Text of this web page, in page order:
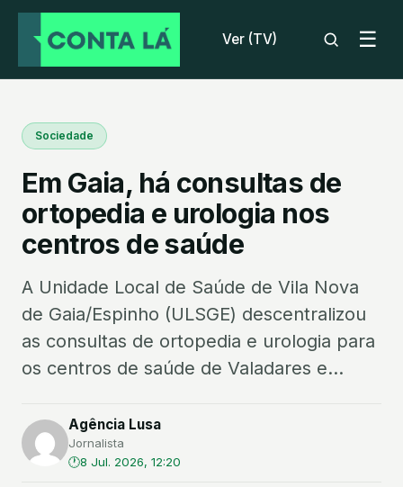
Ver (TV) ☰
Sociedade
Em Gaia, há consultas de
ortopedia e urologia nos
centros de saúde
A Unidade Local de Saúde de Vila Nova
de Gaia/Espinho (ULSGE) descentralizou
as consultas de ortopedia e urologia para
os centros de saúde de Valadares e...
Agência Lusa
Jornalista
8 Jul. 2026, 12:20